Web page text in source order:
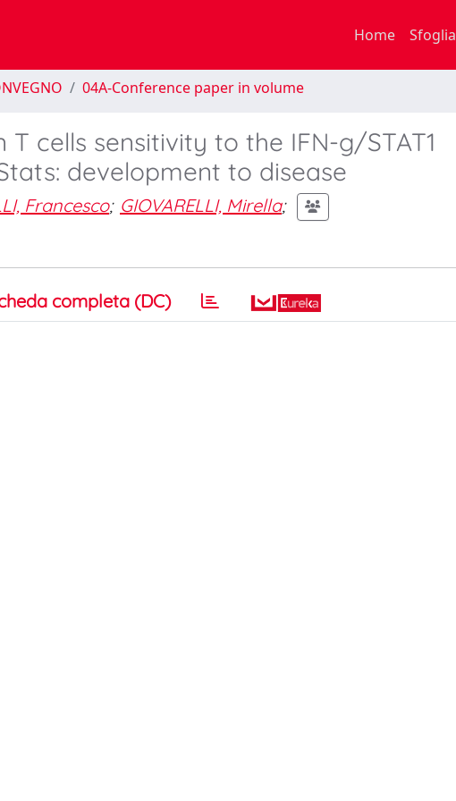
Home Sfoglia
04A-Conference paper in volume
cells sensitivity to the IFN-g/STAT1
development to disease
Francesco; GIOVARELLI, Mirella;
completa (DC)